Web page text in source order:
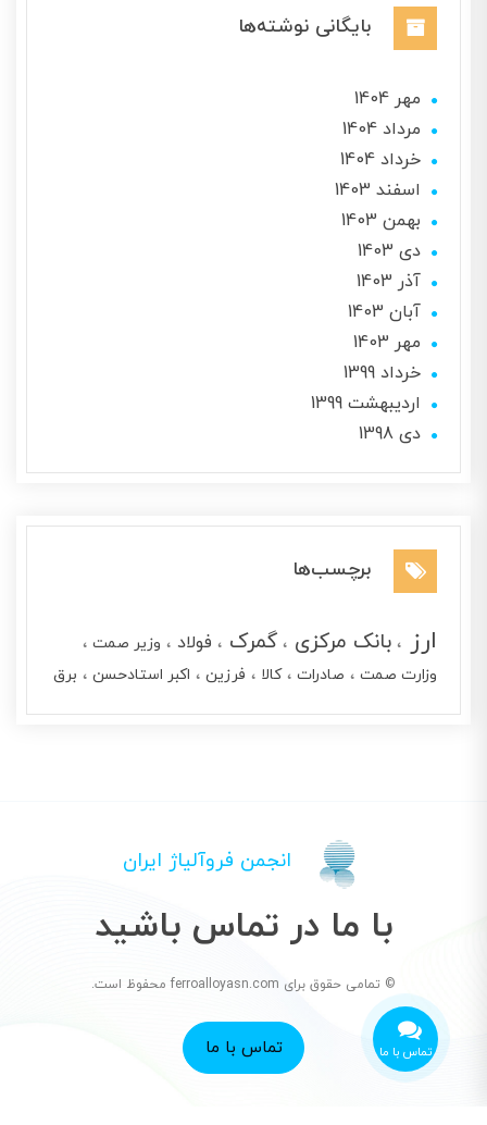
بایگانی نوشته‌ها
مهر 1404
مرداد 1404
خرداد 1404
اسفند 1403
بهمن 1403
دی 1403
آذر 1403
آبان 1403
مهر 1403
خرداد 1399
ارديبهشت 1399
دی 1398
برچسب‌ها
ارز بانک مرکزی گمرک فولاد
وزیر صمت
وزارت صمت صادرات کالا فرزین اکبر استادحسن برق
تماس با ما
انجمن فروآلیاژ ایران
با ما در تماس باشید
© تمامی حقوق برای ferroalloyasn.com محفوظ است.
تماس با ما